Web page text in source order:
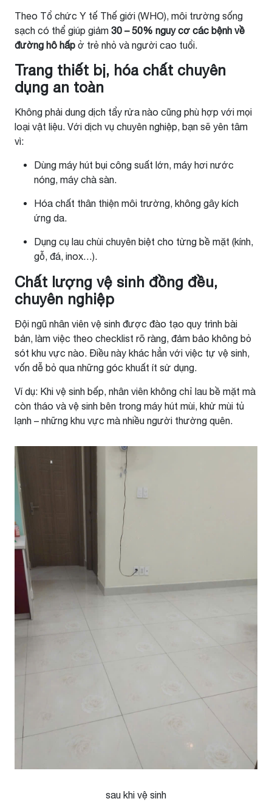
Theo Tổ chức Y tế Thế giới (WHO), môi trường sống
sạch có thể giúp giảm 30 – 50% nguy cơ các bệnh về
đường hô hấp ở trẻ nhỏ và người cao tuổi.
Trang thiết bị, hóa chất chuyên
dụng an toàn
Không phải dung dịch tẩy rửa nào cũng phù hợp với mọi
loại vật liệu. Với dịch vụ chuyên nghiệp, bạn sẽ yên tâm
vì:
Dùng máy hút bụi công suất lớn, máy hơi nước
nóng, máy chà sàn.
Hóa chất thân thiện môi trường, không gây kích
ứng da.
Dụng cụ lau chùi chuyên biệt cho từng bề mặt (kính,
gỗ, đá, inox…).
Chất lượng vệ sinh đồng đều,
chuyên nghiệp
Đội ngũ nhân viên vệ sinh được đào tạo quy trình bài
bản, làm việc theo checklist rõ ràng, đảm bảo không bỏ
sót khu vực nào. Điều này khác hẳn với việc tự vệ sinh,
vốn dễ bỏ qua những góc khuất ít sử dụng.
Ví dụ: Khi vệ sinh bếp, nhân viên không chỉ lau bề mặt mà
còn tháo và vệ sinh bên trong máy hút mùi, khử mùi tủ
lạnh – những khu vực mà nhiều người thường quên.
sau khi vệ sinh